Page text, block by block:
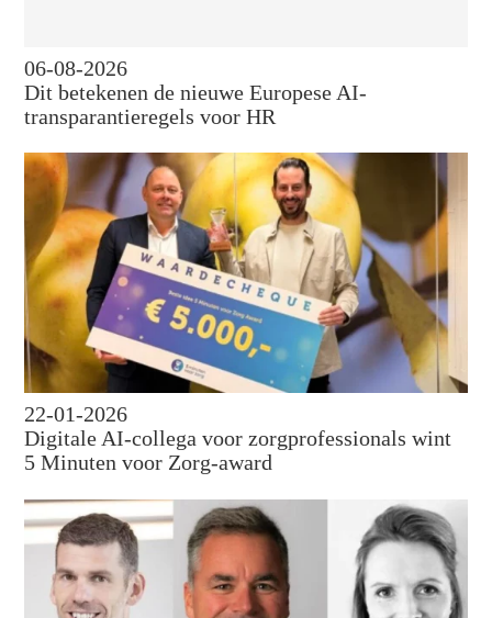
06-08-2026
Dit betekenen de nieuwe Europese AI-
transparantieregels voor HR
22-01-2026
Digitale AI-collega voor zorgprofessionals wint
5 Minuten voor Zorg-award